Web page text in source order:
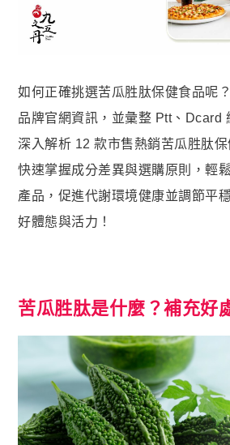
九五闆闆
💪 男性六大保健
至尊・黑瑪卡+酵母鋅 (熱銷NO1.)
飛龍．高純度左旋精胺酸 (熱銷第NO2.)
英雄．20倍南瓜籽+茄紅素 (熱銷第
蛟龍．南非醉茄+葫蘆巴
🏅 世界品質評鑑-特金獎
狀元・葉黃素+玉米黃素
金榜．85% rTG高純度純淨魚油
赤兔．海藻鈣鎂D3K2
猛虎．酵母B群+酵母鋅
如何正確挑選苦瓜胜肽保健食品呢
品牌官網資訊，並彙整 Ptt、Dcard
深入解析 12 款市售熱銷苦瓜胜肽
快速掌握成分差異與選購原則，輕
產品，促進代謝環境健康並調節平
好體態與活力！
苦瓜胜肽是什麼？補充好